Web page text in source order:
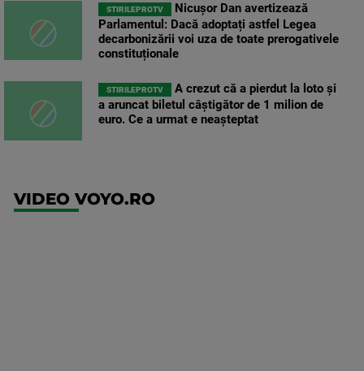
STIRILEPROTV
Nicușor Dan avertizează
Parlamentul: Dacă adoptați astfel Legea
decarbonizării voi uza de toate prerogativele
constituționale
STIRILEPROTV
A crezut că a pierdut la loto și
a aruncat biletul câștigător de 1 milion de
euro. Ce a urmat e neașteptat
VIDEO VOYO.RO